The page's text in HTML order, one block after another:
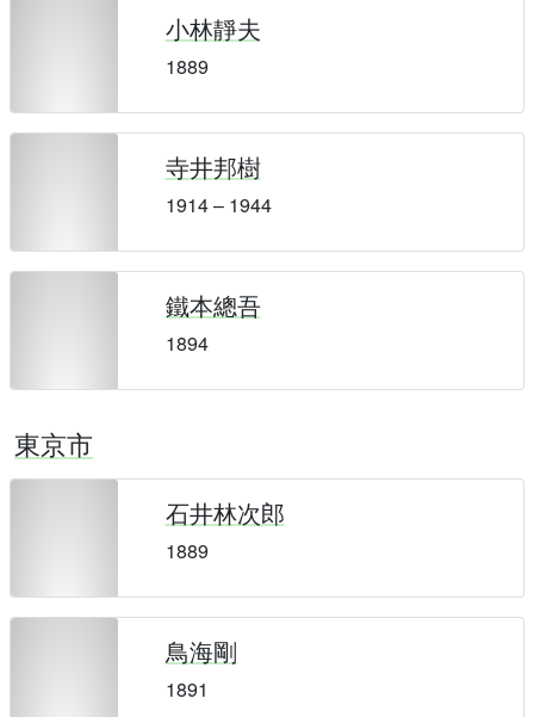
小林靜夫
1889
寺井邦樹
1914 – 1944
鐵本總吾
1894
東京市
石井林次郎
1889
鳥海剛
1891